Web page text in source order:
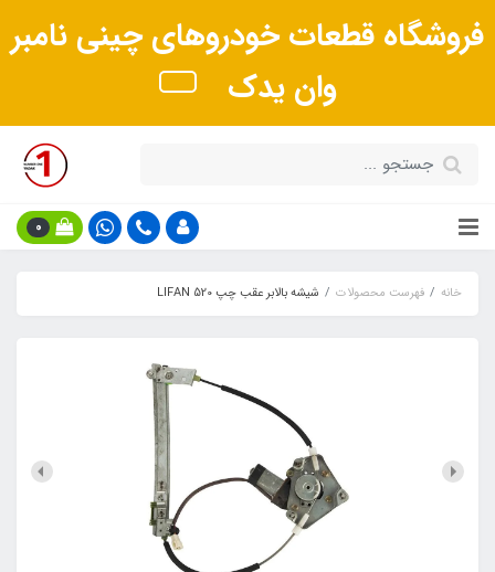
فروشگاه قطعات خودروهای چینی نامبر
وان یدک
0
خانه فهرست محصولات شیشه بالابر عقب چپ LIFAN 520